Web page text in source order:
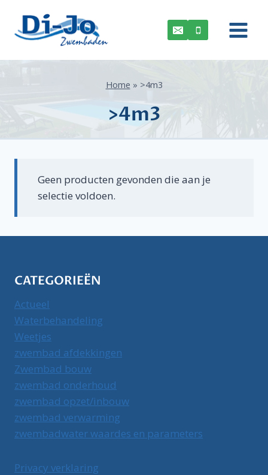
inhoud
Home » >4m3
>4m3
Geen producten gevonden die aan je
selectie voldoen.
CATEGORIEËN
Actueel
Waterbehandeling
Weetjes
zwembad afdekkingen
Zwembad bouw
zwembad onderhoud
zwembad opzet/inbouw
zwembad verwarming
zwembadwater waardes en parameters
Privacy verklaring